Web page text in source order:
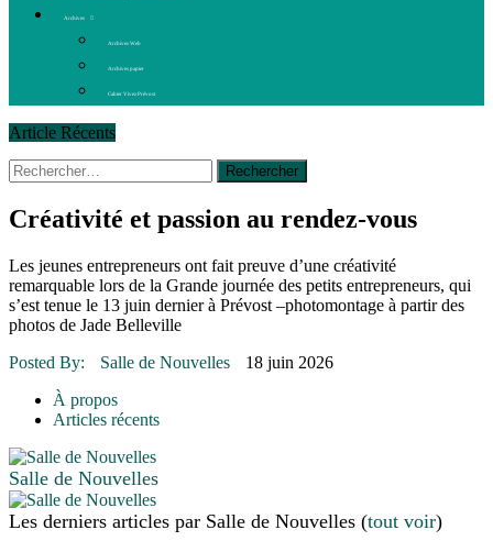
Archives
Archives Web
Archives papier
Cahier Vivez Prévost
Article Récents
14 octobre 2015
La course de boîtes à savon du club
Le rendez-vous des bolides
30 juin 2015 | Fantaisie et créativité en mode jeunesse
16 juillet 2026 | CULTURE
16 juillet 2026 | POLITIQUE
16 juillet 2026 | ENVIRONNEMENT
16 juillet 2026 | COMMUNAUTAIRE
Rechercher :
Créativité et passion au rendez-vous
Les jeunes entrepreneurs ont fait preuve d’une créativité
remarquable lors de la Grande journée des petits entrepreneurs, qui
s’est tenue le 13 juin dernier à Prévost –photomontage à partir des
photos de Jade Belleville
Posted By:
Salle de Nouvelles
18 juin 2026
À propos
Articles récents
Salle de Nouvelles
Les derniers articles par Salle de Nouvelles (tout voir)